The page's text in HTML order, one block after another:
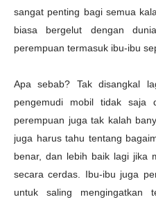
sangat penting bagi semua
biasa bergelut dengan
perempuan termasuk ibu-ibu
Apa sebab? Tak disangkal
pengemudi mobil tidak saja
perempuan juga tak kalah
juga harus tahu tentang
benar, dan lebih baik lagi jika
secara cerdas. Ibu-ibu juga
untuk saling mengingatkan